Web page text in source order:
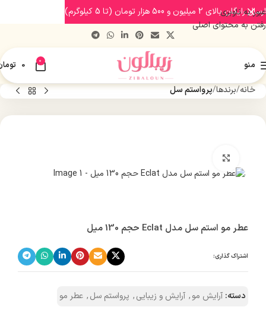
عبور به ناوبری
رفتن به محتوای اصلی
منو 0
0
خانه برندها پرواستم سل
عطر مو استم سل مدل Eclat حجم 130 میل
اشتراک گذاری:
دسته: آرایش مو, آرایش و زیبایی, پرواستم سل, عطر مو
ارسال رایگان بالای 2 میلیون و 500 هزار تومان (تا 5 کیلوگرم)